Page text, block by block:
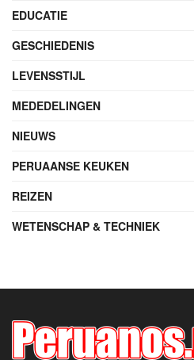
EDUCATIE
GESCHIEDENIS
LEVENSSTIJL
MEDEDELINGEN
NIEUWS
PERUAANSE KEUKEN
REIZEN
WETENSCHAP & TECHNIEK